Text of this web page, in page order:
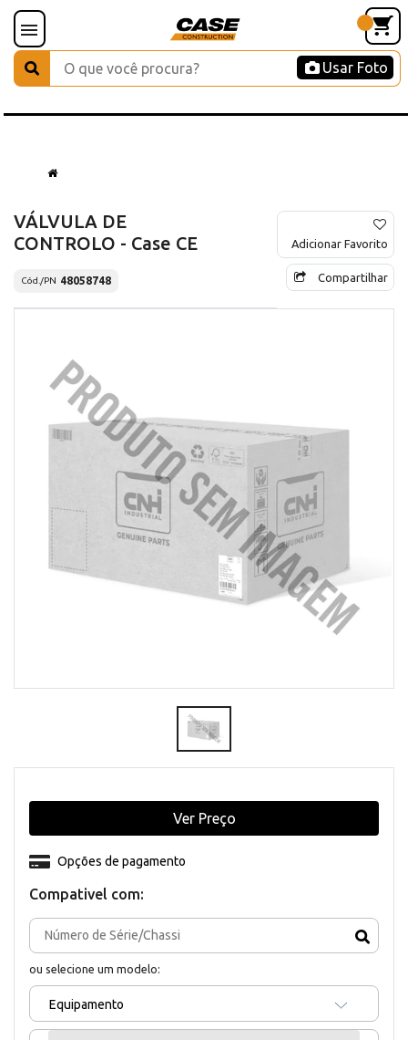
Usar Foto
VÁLVULA DE
CONTROLO - Case CE
Cód./PN 48058748
Adicionar Favorito
Compartilhar
Compativel com:
ou selecione um modelo:
Equipamento
Opções de pagamento
Ver Preço